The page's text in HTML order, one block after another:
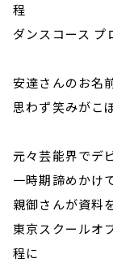
程
ダンスコース プ
安達さんのお名
思わず笑みがこ
元々芸能界でデ
一時期諦めかけ
親御さんが資料
東京スクールオ
程に